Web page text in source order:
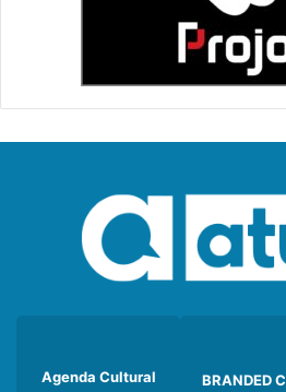
Agenda Cultural BRANDED